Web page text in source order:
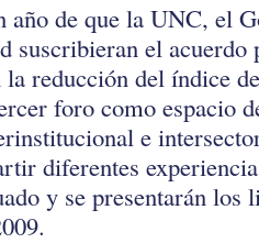
año de que la UNC, el
suscribieran el acuerdo
la reducción del índice
foro como espacio
e
diferentes
y se presentarán los